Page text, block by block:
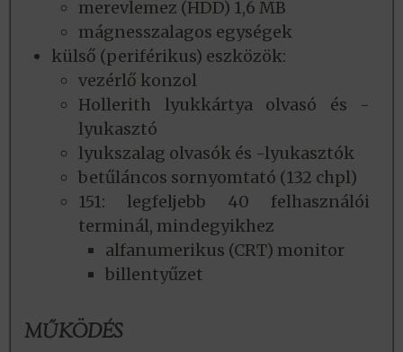
merevlemez (HDD) 1,6 MB
mágnesszalagos egységek
külső (periférikus) eszközök:
vezérlő konzol
Hollerith lyukkártya olvasó és -
lyukasztó
lyukszalag olvasók és -lyukasztók
betűláncos sornyomtató (132 chpl)
151: legfeljebb 40 felhasználói
terminál, mindegyikhez
alfanumerikus (CRT) monitor
billentyűzet
MŰKÖDÉS